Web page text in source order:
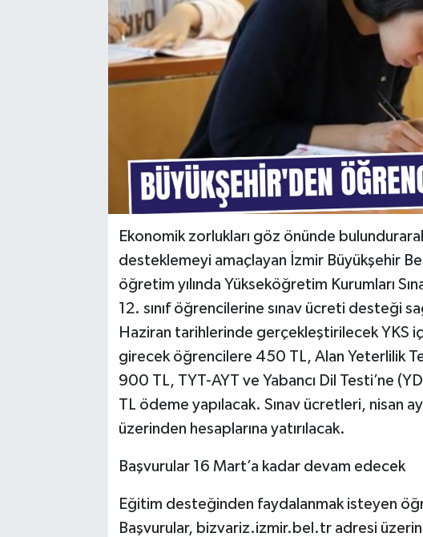
Ekonomik zorlukları göz önünde
desteklemeyi amaçlayan İzmir Büyükşehir
öğretim yılında Yükseköğretim Kurumları
12. sınıf öğrencilerine sınav ücreti desteği
Haziran tarihlerinde gerçekleştirilecek YKS
girecek öğrencilere 450 TL, Alan Yeterlilik
900 TL, TYT-AYT ve Yabancı Dil Testi’ne
TL ödeme yapılacak. Sınav ücretleri, nisan
üzerinden hesaplarına yatırılacak.
Başvurular 16 Mart’a kadar devam edecek
Eğitim desteğinden faydalanmak isteyen
Başvurular, bizvariz.izmir.bel.tr adresi